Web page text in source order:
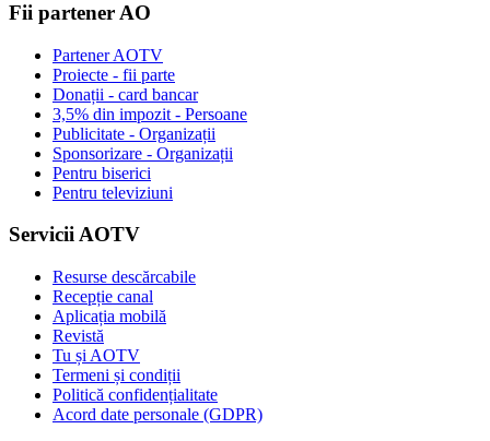
Fii partener AO
Partener AOTV
Proiecte - fii parte
Donații - card bancar
3,5% din impozit - Persoane
Publicitate - Organizații
Sponsorizare - Organizații
Pentru biserici
Pentru televiziuni
Servicii AOTV
Resurse descărcabile
Recepție canal
Aplicația mobilă
Revistă
Tu și AOTV
Termeni și condiții
Politică confidențialitate
Acord date personale (GDPR)